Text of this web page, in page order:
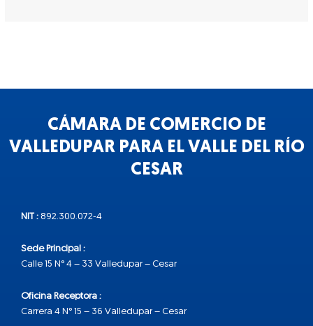
CÁMARA DE COMERCIO DE
VALLEDUPAR PARA EL VALLE DEL RÍO
CESAR
NIT : 892.300.072-4
Sede Principal :
Calle 15 N° 4 – 33 Valledupar – Cesar
Oficina Receptora :
Carrera 4 N° 15 – 36 Valledupar – Cesar